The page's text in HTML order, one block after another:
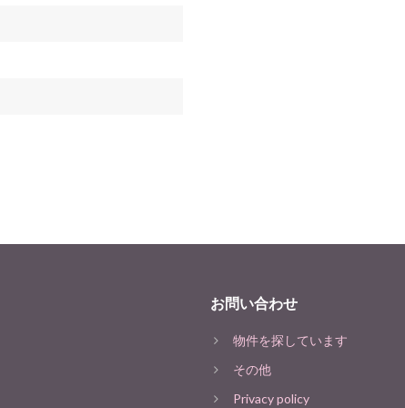
お問い合わせ
物件を探しています
その他
Privacy policy